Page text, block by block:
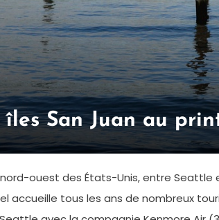
San Juan au
ouest des États-Unis, entre Seattle
accueille tous les ans de nombreux